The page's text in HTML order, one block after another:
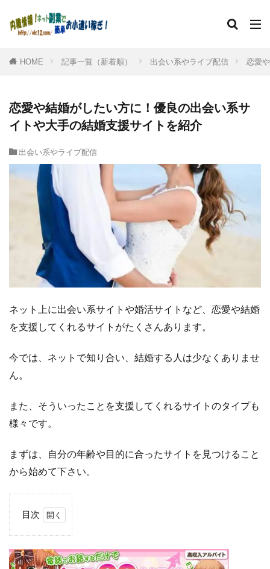
HOME 記事一覧（新着順） 出会い系やライブ配信 恋愛
恋愛や結婚がしたい方に！優良の出会い系サ
イトや大手の結婚支援サイトを紹介
出会い系やライブ配信
ネット上に出会い系サイトや婚活サイトなど、恋愛や結婚
を支援してくれるサイトがたくさんあります。
今では、ネットで知り合い、結婚する人は少なくありませ
ん。
また、そういったことを支援してくれるサイトのタイプも
様々です。
まずは、自分の年齢や目的に合ったサイトを見つけること
から始めて下さい。
目次
イ
ン